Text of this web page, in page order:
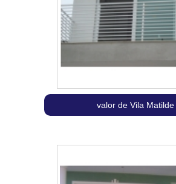
valor de Vila Matilde